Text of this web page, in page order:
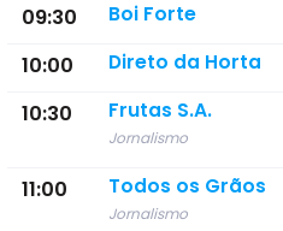
09:30 Boi Forte
10:00 Direto da Horta
10:30 Frutas S.A.
Jornalismo
11:00 Todos os Grãos
Jornalismo